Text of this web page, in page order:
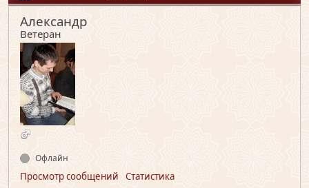
Александр
Ветеран
Офлайн
Просмотр сообщений
Статистика